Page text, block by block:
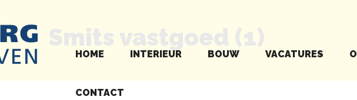
HOME INTERIEUR BOUW VACATURES
CONTACT